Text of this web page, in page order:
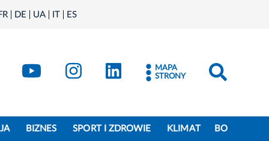
DE UA IT ES
- X
Kraków - YouTube
Kraków - Instagram
Kraków - LinkedIn
MAPA
STRONY
BIZNES SPORT I ZDROWIE KLIMAT BO